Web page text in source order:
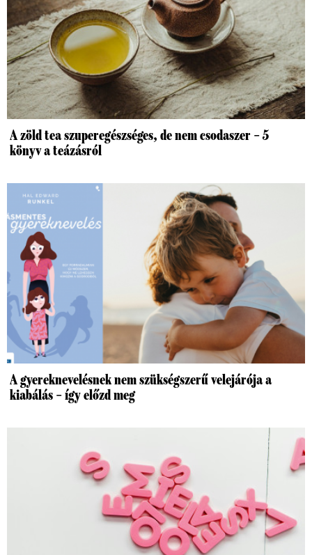
A zöld tea szuperegészséges, de nem csodaszer – 5
könyv a teázásról
A gyereknevelésnek nem szükségszerű velejárója a
kiabálás – így előzd meg